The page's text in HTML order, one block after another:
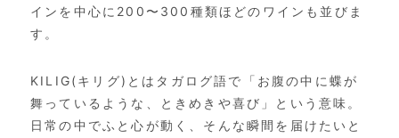
インを中心に200〜300種類ほどのワインも並びま
す。
KILIG(キリグ)とはタガログ語で「お腹の中に蝶が
舞っているような、ときめきや喜び」という意味。
日常の中でふと心が動く、そんな瞬間を届けたいと